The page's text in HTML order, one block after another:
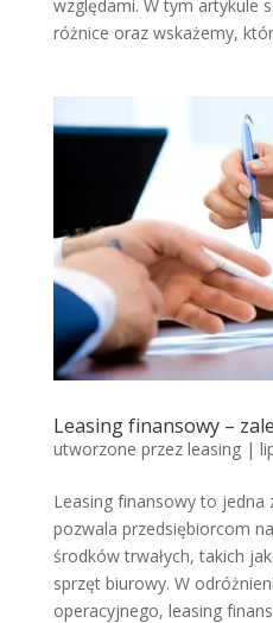
względami. W tym artykule
różnice oraz wskażemy,
Leasing finansowy –
utworzone przez leasing|
Leasing finansowy to jedna
pozwala przedsiębiorcom
środków trwałych, takich
sprzęt biurowy. W
operacyjnego, leasing